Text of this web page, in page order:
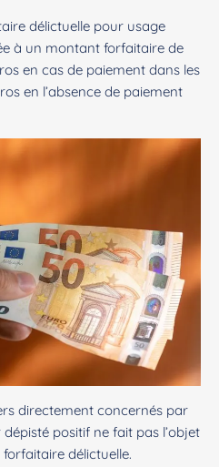
délictuelle pour usage
à un montant forfaitaire de
en cas de paiement dans les
en l’absence de paiement
directement concernés par
positif ne fait pas l’objet
délictuelle.